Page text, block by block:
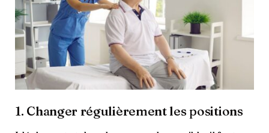
1. Changer régulièrement les positions